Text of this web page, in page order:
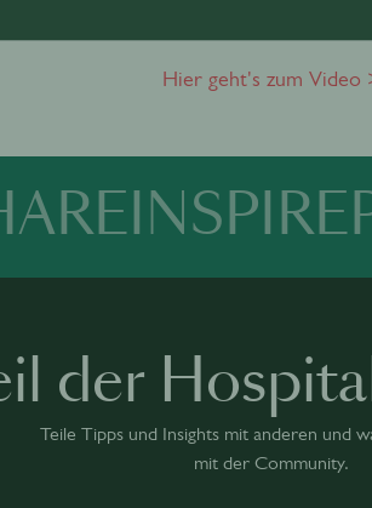
Hier geht's zum
INSPIRE
der
Teile Tipps und Insights mit anderen und
mit der Community.